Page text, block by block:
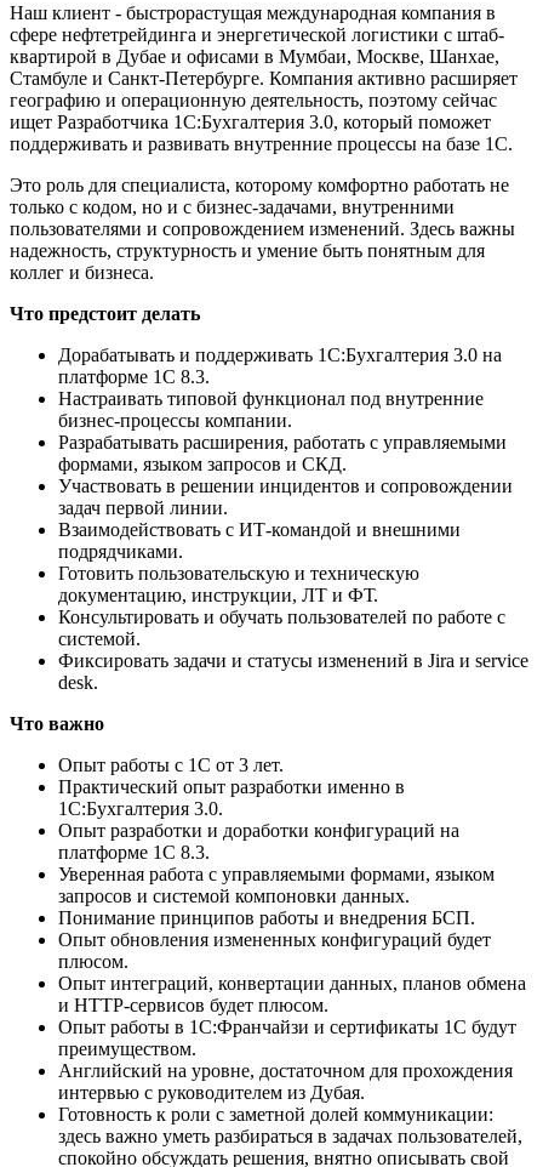
Наш клиент - быстрорастущая международная компания в
сфере нефтетрейдинга и энергетической логистики с штаб-
квартирой в Дубае и офисами в Мумбаи, Москве, Шанхае,
Стамбуле и Санкт-Петербурге. Компания активно расширяет
географию и операционную деятельность, поэтому сейчас
ищет Разработчика 1С:Бухгалтерия 3.0, который поможет
поддерживать и развивать внутренние процессы на базе 1С.
Это роль для специалиста, которому комфортно работать не
только с кодом, но и с бизнес-задачами, внутренними
пользователями и сопровождением изменений. Здесь важны
надежность, структурность и умение быть понятным для
коллег и бизнеса.
Что предстоит делать
Дорабатывать и поддерживать 1С:Бухгалтерия 3.0 на
платформе 1С 8.3.
Настраивать типовой функционал под внутренние
бизнес-процессы компании.
Разрабатывать расширения, работать с управляемыми
формами, языком запросов и СКД.
Участвовать в решении инцидентов и сопровождении
задач первой линии.
Взаимодействовать с ИТ-командой и внешними
подрядчиками.
Готовить пользовательскую и техническую
документацию, инструкции, ЛТ и ФТ.
Консультировать и обучать пользователей по работе с
системой.
Фиксировать задачи и статусы изменений в Jira и service
desk.
Что важно
Опыт работы с 1С от 3 лет.
Практический опыт разработки именно в
1С:Бухгалтерия 3.0.
Опыт разработки и доработки конфигураций на
платформе 1С 8.3.
Уверенная работа с управляемыми формами, языком
запросов и системой компоновки данных.
Понимание принципов работы и внедрения БСП.
Опыт обновления измененных конфигураций будет
плюсом.
Опыт интеграций, конвертации данных, планов обмена
и HTTP-сервисов будет плюсом.
Опыт работы в 1С:Франчайзи и сертификаты 1С будут
преимуществом.
Английский на уровне, достаточном для прохождения
интервью с руководителем из Дубая.
Готовность к роли с заметной долей коммуникации:
здесь важно уметь разбираться в задачах пользователей,
спокойно обсуждать решения, внятно описывать свой